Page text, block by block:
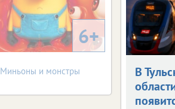
В
6+
Миньоны и монстры